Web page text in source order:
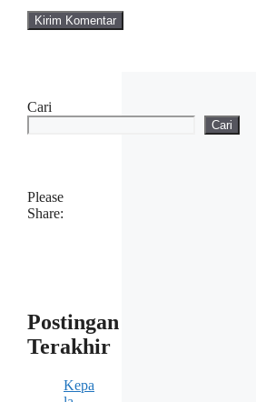
Cari
Cari
Please
Share:
Postingan
Terakhir
Kepa